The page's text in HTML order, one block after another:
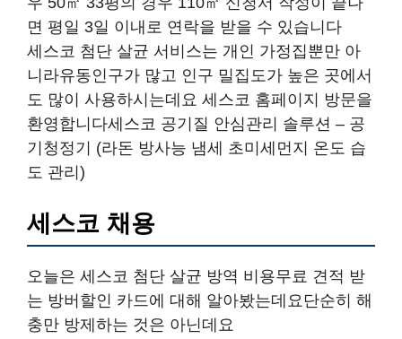
면 평일 3일 이내로 연락을 받을 수 있습니다
세스코 첨단 살균 서비스는 개인 가정집뿐만 아
니라유동인구가 많고 인구 밀집도가 높은 곳에서
도 많이 사용하시는데요 세스코 홈페이지 방문을
환영합니다세스코 공기질 안심관리 솔루션 – 공
기청정기 (라돈 방사능 냄세 초미세먼지 온도 습
도 관리)
세스코 채용
오늘은 세스코 첨단 살균 방역 비용무료 견적 받
는 방버할인 카드에 대해 알아봤는데요단순히 해
충만 방제하는 것은 아닌데요